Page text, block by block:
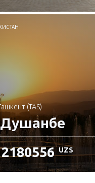
подробности
(TAS)
2180556 UZS